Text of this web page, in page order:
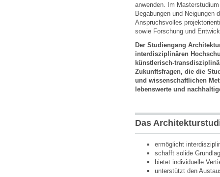
anwenden. Im
Begabungen und Neigungen
Anspruchsvolles
sowie Forschung und
Der Studiengang
interdisziplinären
künstlerisch-
Zukunftsfragen, die die
und wissenschaftlichen
lebenswerte und
Das
ermöglicht
schafft solide
bietet individuelle
unterstützt den